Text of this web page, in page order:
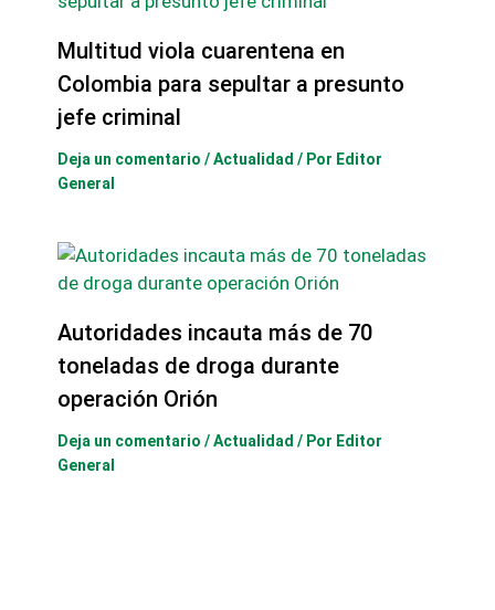
Multitud viola cuarentena en
Colombia para sepultar a presunto
jefe criminal
Deja un comentario /Actualidad / Por Editor
General
Autoridades incauta más de 70
toneladas de droga durante
operación Orión
Deja un comentario /Actualidad / Por Editor
General